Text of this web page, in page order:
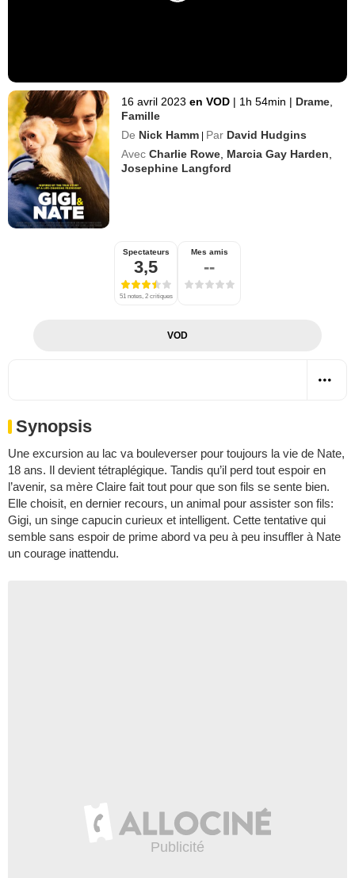
16 avril 2023 en VOD | 1h 54min | Drame
Famille
De Nick Hamm | Par David Hudgins
Avec Charlie Rowe Marcia Gay Harden
Josephine Langford
Spectateurs
3,5
51 notes, 2 critiques
Mes amis
--
VOD
Synopsis
Une excursion au lac va bouleverser pour toujours la vie de Nate,
18 ans. Il devient tétraplégique. Tandis qu’il perd tout espoir en
l’avenir, sa mère Claire fait tout pour que son fils se sente bien.
Elle choisit, en dernier recours, un animal pour assister son fils:
Gigi, un singe capucin curieux et intelligent. Cette tentative qui
semble sans espoir de prime abord va peu à peu insuffler à Nate
un courage inattendu.